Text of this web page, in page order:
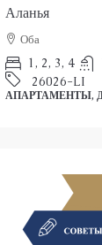
в Кестеле
Кестель
1, 2, 3